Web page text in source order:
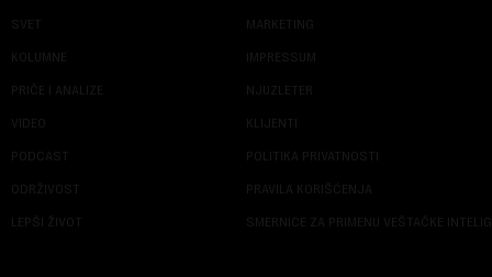
SVET
KOLUMNE
PRIČE I ANALIZE
VIDEO
PODCAST
ODRŽIVOST
LEPŠI ŽIVOT
MARKETING
IMPRESSUM
NJUZLETER
KLIJENTI
POLITIKA PRIVATNOSTI
PRAVILA KORIŠĆENJA
SMERNICE ZA PRIMENU VEŠTAČKE